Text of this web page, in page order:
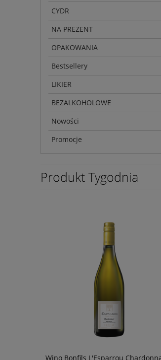
CYDR
NA PREZENT
OPAKOWANIA
Bestsellery
LIKIER
BEZALKOHOLOWE
Nowości
Promocje
Produkt Tygodnia
Wino Bonfils L'Esparrou